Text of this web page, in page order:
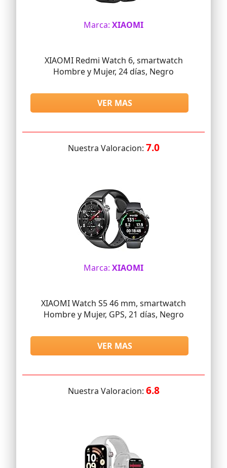
Marca: XIAOMI
XIAOMI Redmi Watch 6, smartwatch
Hombre y Mujer, 24 días, Negro
VER MAS
Nuestra Valoracion: 7.0
Marca: XIAOMI
XIAOMI Watch S5 46 mm, smartwatch
Hombre y Mujer, GPS, 21 días, Negro
VER MAS
Nuestra Valoracion: 6.8